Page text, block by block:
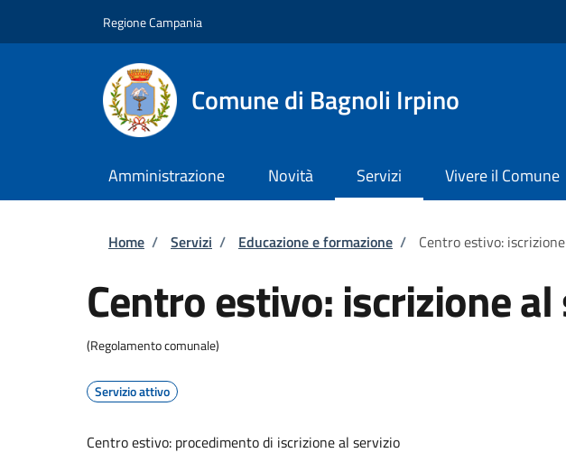
Regione Campania
Comune di Bagnoli Irpino
Amministrazione Novità Servizi Vivere il Comune
Briciole di pane
Home / Servizi / Educazione e formazione / Centro estivo:
Centro estivo: iscrizione
(Regolamento comunale)
Servizio attivo
Centro estivo: procedimento di iscrizione al servizio